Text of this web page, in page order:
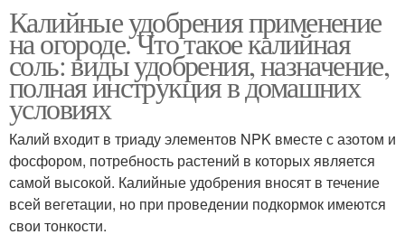
Калийные удобрения применение
на огороде. Что такое калийная
соль: виды удобрения, назначение,
полная инструкция в домашних
условиях
Калий входит в триаду элементов NPK вместе с азотом и
фосфором, потребность растений в которых является
самой высокой. Калийные удобрения вносят в течение
всей вегетации, но при проведении подкормок имеются
свои тонкости.